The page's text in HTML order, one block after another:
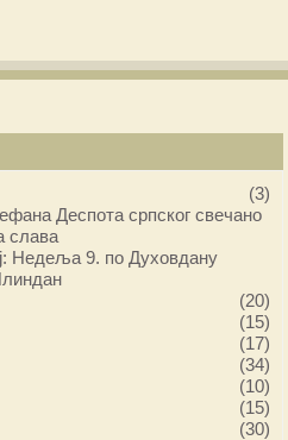
(3)
Деспота српског свечано
слава
Недеља 9. по Духовдану
(20)
(15)
(17)
(34)
(10)
(15)
(30)